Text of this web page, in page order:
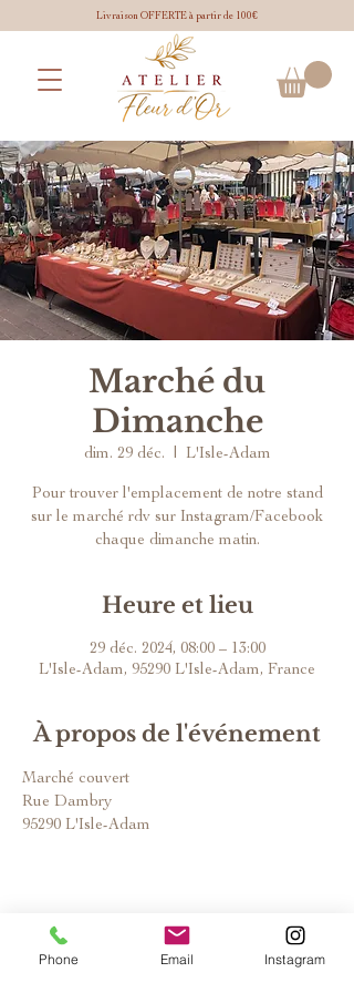
Livraison OFFERTE à partir de 100€
Marché du
Dimanche
dim. 29 déc. L'Isle-Adam
Pour trouver l'emplacement de notre stand
sur le marché rdv sur Instagram/Facebook
chaque dimanche matin.
Heure et lieu
29 déc. 2024, 08:00 – 13:00
L'Isle-Adam, 95290 L'Isle-Adam, France
À propos de l'événement
Marché couvert
Rue Dambry
95290 L'Isle-Adam
Phone Email Instagram